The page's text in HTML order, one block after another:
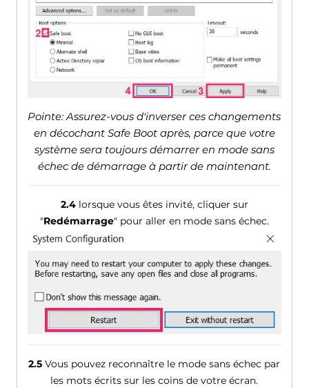
Pointe: Assurez-vous d'inverser ces changements
en décochant Safe Boot après, parce que votre
système sera toujours démarrer en mode sans
échec de démarrage à partir de maintenant.
2.4lorsque vous êtes invité, cliquer sur
"Redémarrage" pour aller en mode sans échec.
2.5 Vous pouvez reconnaître le mode sans échec par
les mots écrits sur les coins de votre écran.